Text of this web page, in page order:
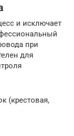
и исключает
при
для
(крестовая,